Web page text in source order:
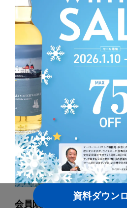
資料ダウン
会員限定で最大75％OFF、